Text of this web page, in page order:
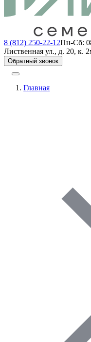
8 (812) 250-22-12Пн-Сб:
Лиственная ул., д. 20, к. 2
Обратный звонок
Главная